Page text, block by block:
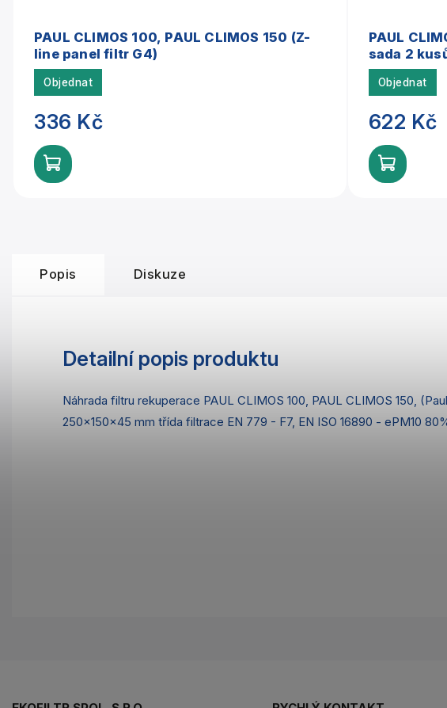
PAUL CLIMOS 100, PAUL CLIMOS 150 (Z-
line panel filtr G4)
Objednat
336 Kč
PAUL
sada 2
Objednat
622 Kč
Popis Diskuze
Detailní popis produktu
Náhrada filtru rekuperace PAUL CLIMOS 100, PAUL CLIMOS 150,
250x150x45 mm třída filtrace EN 779 - F7, EN ISO 16890 - ePM10